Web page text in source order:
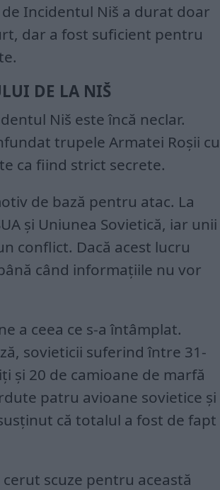
Incidentul Niš a durat doar
dar a fost suficient pentru
DE LA NIŠ
Niš este încă neclar.
trupele Armatei Roșii cu
ca fiind strict secrete.
de bază pentru atac. La
și Uniunea Sovietică, iar unii
conflict. Dacă acest lucru
când informațiile nu vor
a ceea ce s-a întâmplat.
sovieticii suferind între 31-
și 20 de camioane de marfă
patru avioane sovietice și
că totalul a fost de fapt
scuze pentru această